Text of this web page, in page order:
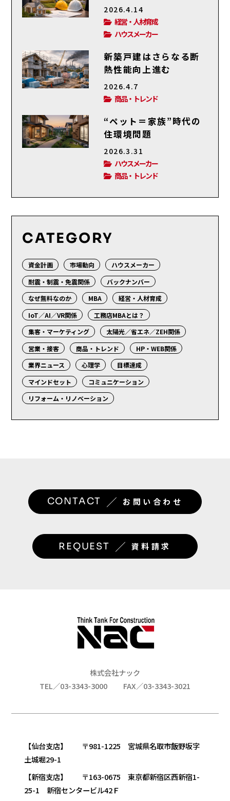
2026.4.14
経営・人材育成
ハウスメーカー
新築戸建はさらなる断
熱性能向上進む
2026.4.7
商品・トレンド
“ペット＝家族”時代の
住環境問題
2026.3.31
ハウスメーカー
商品・トレンド
CATEGORY
資金計画 市場動向
ハウスメーカー
耐震・制震・免震関係
バックナンバー
なぜ無料なのか
MBA
経営・人材育成
IoT／AI／VR関係
工務店MBAとは？
集客・マーケティング
太陽光／省エネ／ZEH関係
営業・接客
商品・トレンド
HP・WEB関係
業界ニュース
心理学
目標達成
マインドセット
コミュニケーション
リフォーム・リノベーション
CONTACT ／ お問い合わせ
REQUEST ／ 資料請求
株式会社ナック
TEL／03-3343-3000
FAX／03-3343-3021
【仙台支店】 〒981-1225 宮城県名取市飯野坂字
土城堀29-1
【新宿支店】 〒163-0675 東京都新宿区西新宿1-
25-1 新宿センタービル42Ｆ